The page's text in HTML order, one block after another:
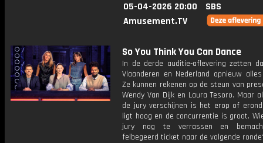
05-04-2026 20:00
SBS
Amusement.TV
So You Think You Can Dance
In de derde auditie-aflevering zetten
Vlaanderen en Nederland opnieuw
Ze kunnen rekenen op de steun van
Wendy Van Dijk en Laura Tesoro. Maar
de jury verschijnen is het erop of
ligt hoog en de concurrentie is groot.
jury nog te verrassen en
felbegeerd ticket naar de volgende